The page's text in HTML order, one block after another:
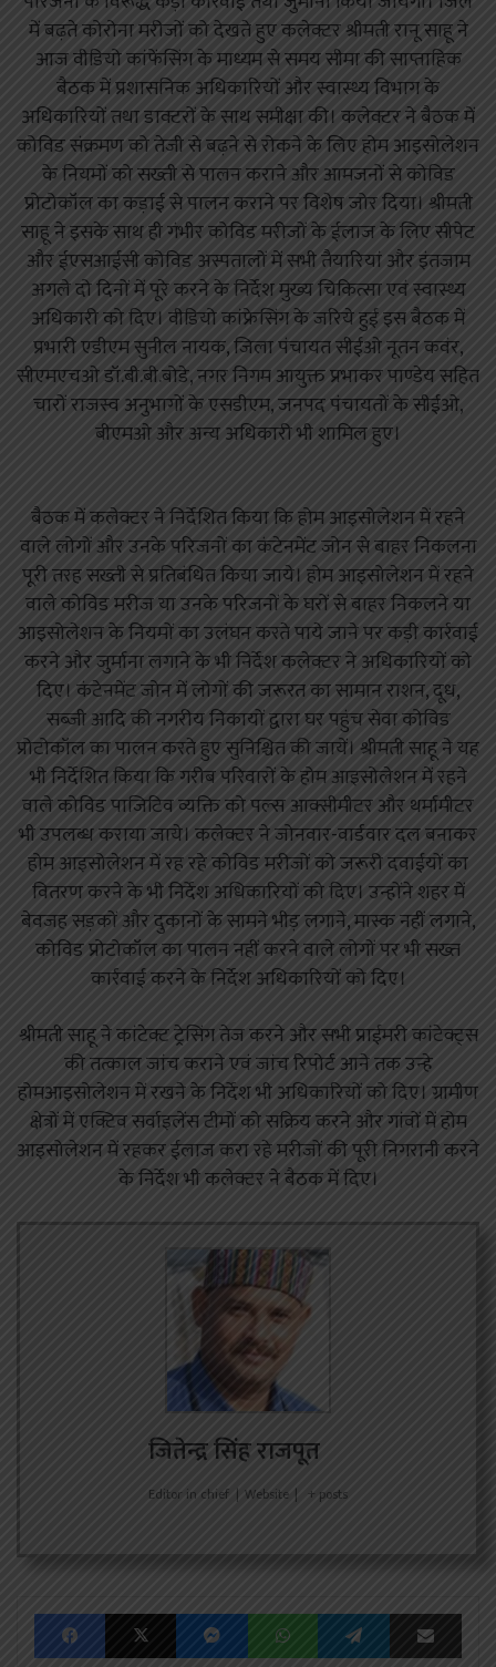
में बढ़ते कोरोना मरीजों को देखते हुए कलेक्टर श्रीमती रानू साहू ने
आज वीडियो कांफेंसिंग के माध्यम से समय सीमा की साप्ताहिक
बैठक में प्रशासनिक अधिकारियों और स्वास्थ्य विभाग के
अधिकारियों तथा डाक्टरों के साथ समीक्षा की। कलेक्टर ने बैठक में
कोविड संक्रमण को तेजी से बढ़ने से रोकने के लिए होम आइसोलेशन
के नियमों को सख्ती से पालन कराने और आमजनों से कोविड
प्रोटोकॉल का कड़ाई से पालन कराने पर विशेष जोर दिया। श्रीमती
साहू ने इसके साथ ही गंभीर कोविड मरीजों के ईलाज के लिए सीपेट
और ईएसआईसी कोविड अस्पतालों में सभी तैयारियां और इंतजाम
अगले दो दिनों में पूरे करने के निर्देश मुख्य चिकित्सा एवं स्वास्थ्य
अधिकारी को दिए। वीडियो कांफ्रेसिंग के जरिये हुई इस बैठक में
प्रभारी एडीएम सुनील नायक, जिला पंचायत सीईओ नूतन कवंर,
सीएमएचओ डॉ.बी.बी.बोडे, नगर निगम आयुक्त प्रभाकर पाण्डेय सहित
चारों राजस्व अनुभागों के एसडीएम, जनपद पंचायतों के सीईओ,
बीएमओ और अन्य अधिकारी भी शामिल हुए।
बैठक में कलेक्टर ने निर्देशित किया कि होम आइसोलेशन में रहने
वाले लोगों और उनके परिजनों का कंटेनमेंट जोन से बाहर निकलना
पूरी तरह सख्ती से प्रतिबंधित किया जाये। होम आइसोलेशन में रहने
वाले कोविड मरीज या उनके परिजनों के घरों से बाहर निकलने या
आइसोलेशन के नियमों का उलंघन करते पाये जाने पर कड़ी कार्रवाई
करने और जुर्माना लगाने के भी निर्देश कलेक्टर ने अधिकारियों को
दिए। कंटेनमेंट जोन में लोगों की जरूरत का सामान राशन, दूध,
सब्जी आदि की नगरीय निकायों द्वारा घर पहुंच सेवा कोविड
प्रोटोकॉल का पालन करते हुए सुनिश्चित की जायें। श्रीमती साहू ने यह
भी निर्देशित किया कि गरीब परिवारों के होम आइसोलेशन में रहने
वाले कोविड पाजिटिव व्यक्ति को पल्स आक्सीमीटर और थर्मामीटर
भी उपलब्ध कराया जाये। कलेक्टर ने जोनवार-वार्डवार दल बनाकर
होम आइसोलेशन में रह रहे कोविड मरीजों को जरूरी दवाईयों का
वितरण करने के भी निर्देश अधिकारियों को दिए। उन्होंने शहर में
बेवजह सड़कों और दुकानों के सामने भीड़ लगाने, मास्क नहीं लगाने,
कोविड प्रोटोकॉल का पालन नहीं करने वाले लोगों पर भी सख्त
कार्रवाई करने के निर्देश अधिकारियों को दिए।
श्रीमती साहू ने कांटेक्ट ट्रेसिंग तेज करने और सभी प्राईमरी कांटेक्ट्स
की तत्काल जांच कराने एवं जांच रिपोर्ट आने तक उन्हे
होमआइसोलेशन में रखने के निर्देश भी अधिकारियों को दिए। ग्रामीण
क्षेत्रों में एक्टिव सर्वाइलेंस टीमों को सक्रिय करने और गांवों में होम
आइसोलेशन में रहकर ईलाज करा रहे मरीजों की पूरी निगरानी करने
के निर्देश भी कलेक्टर ने बैठक में दिए।
जितेन्द्र सिंह राजपूत
Editor in chief | Website | + posts
FacebookX MessengerWhatsAppTelegram Share via Email